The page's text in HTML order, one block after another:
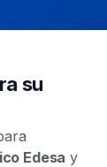
su
Edesa y